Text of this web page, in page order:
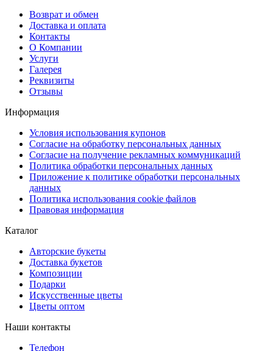
Возврат и обмен
Доставка и оплата
Контакты
О Компании
Услуги
Галерея
Реквизиты
Отзывы
Информация
Условия использования купонов
Согласие на обработку персональных данных
Согласие на получение рекламных коммуникаций
Политика обработки персональных данных
Приложение к политике обработки персональных
данных
Политика использования cookie файлов
Правовая информация
Каталог
Авторские букеты
Доставка букетов
Композиции
Подарки
Искусственные цветы
Цветы оптом
Наши контакты
Телефон